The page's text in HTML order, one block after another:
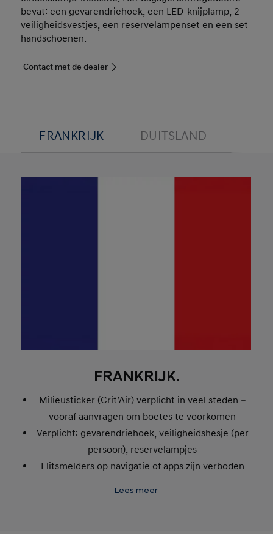
bevat: een gevarendriehoek, een LED-knijplamp, 2
veiligheidsvestjes, een reservelampenset en een set
handschoenen.
Contact met de dealer
FRANKRIJK DUITSLAND
FRANKRIJK.
Milieusticker (Crit’Air) verplicht in veel steden –
vooraf aanvragen om boetes te voorkomen
Verplicht: gevarendriehoek, veiligheidshesje (per
persoon), reservelampjes
Flitsmelders op navigatie of apps zijn verboden
Lees meer